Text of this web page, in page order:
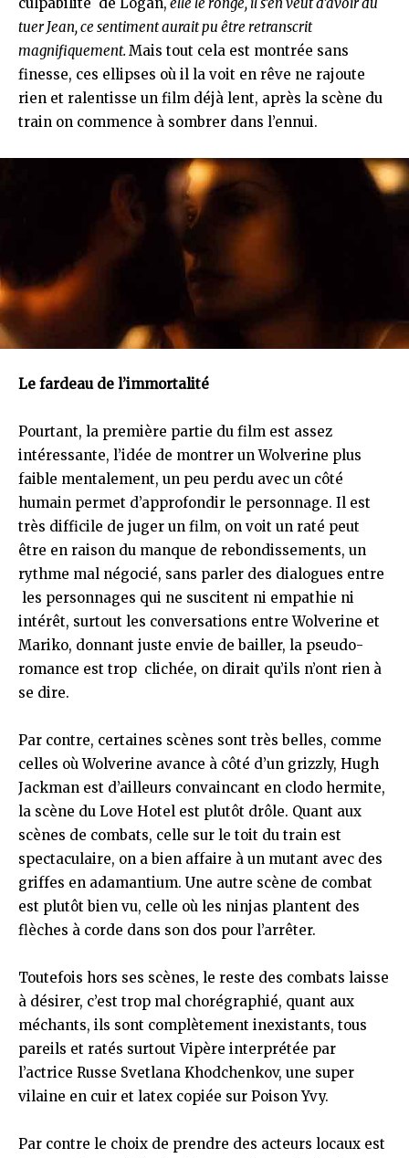
tuer Jean, ce sentiment aurait pu être retranscrit
magnifiquement. Mais tout cela est montrée sans
finesse, ces ellipses où il la voit en rêve ne rajoute
rien et ralentisse un film déjà lent, après la scène du
train on commence à sombrer dans l’ennui.
Le fardeau de l’immortalité
Pourtant, la première partie du film est assez
intéressante, l’idée de montrer un Wolverine plus
faible mentalement, un peu perdu avec un côté
humain permet d’approfondir le personnage. Il est
très difficile de juger un film, on voit un raté peut
être en raison du manque de rebondissements, un
rythme mal négocié, sans parler des dialogues entre
les personnages qui ne suscitent ni empathie ni
intérêt, surtout les conversations entre Wolverine et
Mariko, donnant juste envie de bailler, la pseudo-
romance est trop clichée, on dirait qu’ils n’ont rien à
se dire.
Par contre, certaines scènes sont très belles, comme
celles où Wolverine avance à côté d’un grizzly, Hugh
Jackman est d’ailleurs convaincant en clodo hermite,
la scène du Love Hotel est plutôt drôle. Quant aux
scènes de combats, celle sur le toit du train est
spectaculaire, on a bien affaire à un mutant avec des
griffes en adamantium. Une autre scène de combat
est plutôt bien vu, celle où les ninjas plantent des
flèches à corde dans son dos pour l’arrêter.
Toutefois hors ses scènes, le reste des combats laisse
à désirer, c’est trop mal chorégraphié, quant aux
méchants, ils sont complètement inexistants, tous
pareils et ratés surtout Vipère interprétée par
l’actrice Russe Svetlana Khodchenkov, une super
vilaine en cuir et latex copiée sur Poison Yvy.
Par contre le choix de prendre des acteurs locaux est